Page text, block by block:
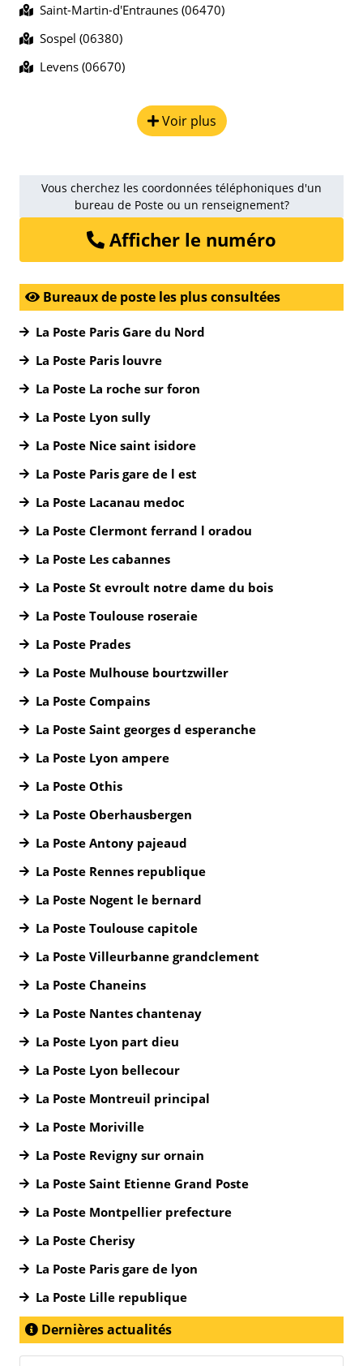
Saint-Martin-d'Entraunes (06470)
Sospel (06380)
Levens (06670)
Voir plus
Vous cherchez les coordonnées téléphoniques d'un
bureau de Poste ou un renseignement?
Afficher le numéro
Bureaux de poste les plus consultées
La Poste Paris Gare du Nord
La Poste Paris louvre
La Poste La roche sur foron
La Poste Lyon sully
La Poste Nice saint isidore
La Poste Paris gare de l est
La Poste Lacanau medoc
La Poste Clermont ferrand l oradou
La Poste Les cabannes
La Poste St evroult notre dame du bois
La Poste Toulouse roseraie
La Poste Prades
La Poste Mulhouse bourtzwiller
La Poste Compains
La Poste Saint georges d esperanche
La Poste Lyon ampere
La Poste Othis
La Poste Oberhausbergen
La Poste Antony pajeaud
La Poste Rennes republique
La Poste Nogent le bernard
La Poste Toulouse capitole
La Poste Villeurbanne grandclement
La Poste Chaneins
La Poste Nantes chantenay
La Poste Lyon part dieu
La Poste Lyon bellecour
La Poste Montreuil principal
La Poste Moriville
La Poste Revigny sur ornain
La Poste Saint Etienne Grand Poste
La Poste Montpellier prefecture
La Poste Cherisy
La Poste Paris gare de lyon
La Poste Lille republique
Dernières actualités